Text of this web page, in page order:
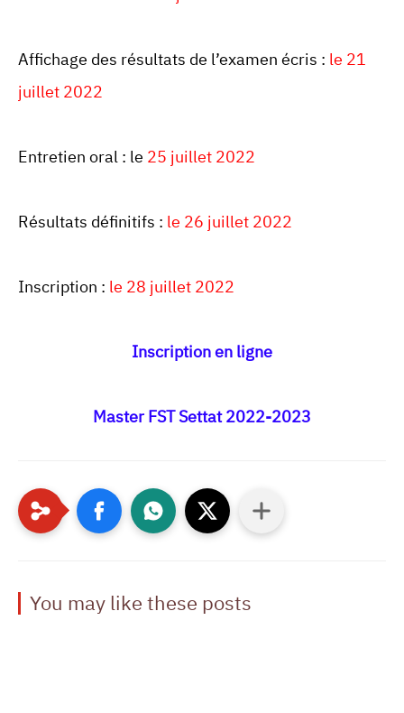
Affichage des résultats de l’examen écris : le 21
juillet 2022
Entretien oral : le 25 juillet 2022
Résultats définitifs : le 26 juillet 2022
Inscription : le 28 juillet 2022
Inscription en ligne
Master FST Settat 2022-2023
You may like these posts